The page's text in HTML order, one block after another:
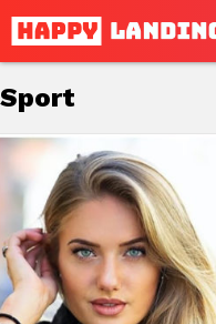
Sport
Subterms
Latest
stories